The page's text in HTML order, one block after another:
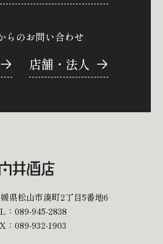
のお問い合わせ
店舗・法人
県松山市湊町2丁目5番地6
： 089-945-2838
：089-932-1903